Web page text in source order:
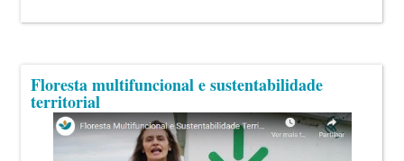
Floresta multifuncional e sustentabilidade
territorial